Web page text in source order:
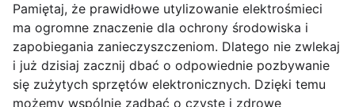
Pamiętaj, że prawidłowe utylizowanie elektrośmieci
ma ogromne znaczenie dla ochrony środowiska i
zapobiegania zanieczyszczeniom. Dlatego nie zwlekaj
i już dzisiaj zacznij dbać o odpowiednie pozbywanie
się zużytych sprzętów elektronicznych. Dzięki temu
możemy wspólnie zadbać o czyste i zdrowe